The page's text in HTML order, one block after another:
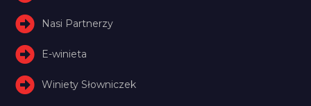
Nasi Partnerzy
E-winieta
Winiety Słowniczek